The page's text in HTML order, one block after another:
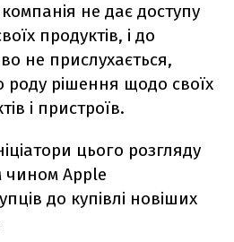
не дає доступу
продуктів, і до
не прислухається,
роду рішення щодо своїх
і пристроїв.
цього розгляду
чином Apple
до купівлі новіших